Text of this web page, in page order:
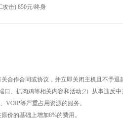
击) 850元/终身
合作合同或协议，并立即关闭主机且不予退
、抓肉鸡等相关内容和活动;2）从事违反
VOIP等严重占用资源的服务。
价的基础上增加8%的费用。